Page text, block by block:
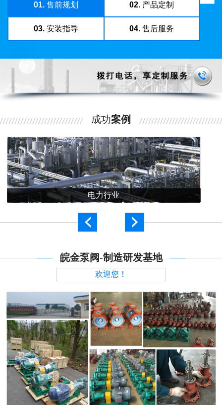
01.售前规划 02. 产品定制
03.安装指导 04. 售后服务
成功案例
电力行业
皖金泵阀-制造研发基地
欢迎您！